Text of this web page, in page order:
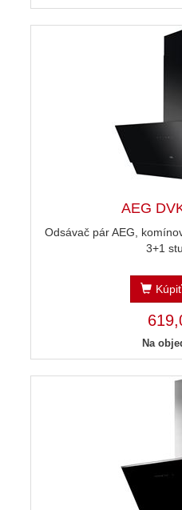
AEG
Odsávač pár AEG,
3+1
Kúpiť
Na